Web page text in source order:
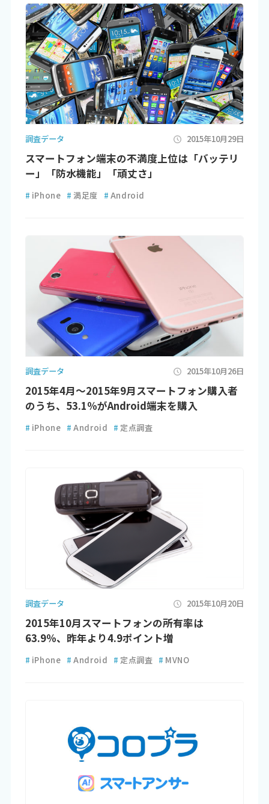
調査データ 2015年10月29日
スマートフォン端末の不満度上位は「バッテリ
ー」「防水機能」「頑丈さ」
# iPhone # 満足度 # Android
調査データ 2015年10月26日
2015年4月～2015年9月スマートフォン購入者
のうち、53.1％がAndroid端末を購入
# iPhone # Android # 定点調査
調査データ 2015年10月20日
2015年10月スマートフォンの所有率は
63.9％、昨年より4.9ポイント増
# iPhone # Android # 定点調査 # MVNO